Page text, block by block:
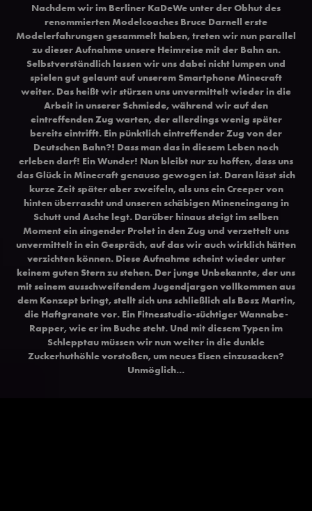
Nachdem wir im Berliner KaDeWe unter der Obhut des
renommierten Modelcoaches Bruce Darnell erste
Modelerfahrungen gesammelt haben, treten wir nun parallel
zu dieser Aufnahme unsere Heimreise mit der Bahn an.
Selbstverständlich lassen wir uns dabei nicht lumpen und
spielen gut gelaunt auf unserem Smartphone Minecraft
weiter. Das heißt wir stürzen uns unvermittelt wieder in die
Arbeit in unserer Schmiede, während wir auf den
eintreffenden Zug warten, der allerdings wenig später
bereits eintrifft. Ein pünktlich eintreffender Zug von der
Deutschen Bahn?! Dass man das in diesem Leben noch
erleben darf! Ein Wunder! Nun bleibt nur zu hoffen, dass uns
das Glück in Minecraft genauso gewogen ist. Daran lässt sich
kurze Zeit später aber zweifeln, als uns ein Creeper von
hinten überrascht und unseren schäbigen Mineneingang in
Schutt und Asche legt. Darüber hinaus steigt im selben
Moment ein singender Prolet in den Zug und verzettelt uns
unvermittelt in ein Gespräch, auf das wir auch wirklich hätten
verzichten können. Diese Aufnahme scheint wieder unter
keinem guten Stern zu stehen. Der junge Unbekannte, der uns
mit seinem ausschweifendem Jugendjargon vollkommen aus
dem Konzept bringt, stellt sich uns schließlich als Bosz Martin,
die Haftgranate vor. Ein Fitnesstudio-süchtiger Wannabe-
Rapper, wie er im Buche steht. Und mit diesem Typen im
Schlepptau müssen wir nun weiter in die dunkle
Zuckerhuthöhle vorstoßen, um neues Eisen einzusacken?
Unmöglich...